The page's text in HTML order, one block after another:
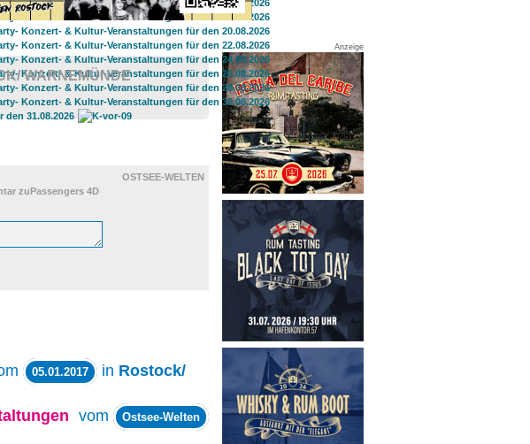
Anzeige
WARNEMÜNDE
OSTSEE-WELTEN
05.01.2017 in Rostock/
vom Ostsee-Welten